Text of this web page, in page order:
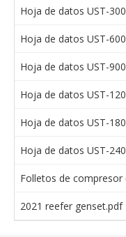
Hoja de datos UST-
Hoja de datos UST-
Hoja de datos UST-
Hoja de datos UST-
Hoja de datos UST-
Hoja de datos UST-
Folletos de compresor
2021 reefer genset.pdf